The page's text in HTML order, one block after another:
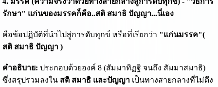
รักษา" แก่นของมรรคก็คือ..สติ สมาธิ ปัญญา...นี่เอง
คือข้อปฏิบัติที่นำไปสู่การดับทุกข์ หรือที่เรียกว่า "แก่นมรรค"(
สติ สมาธิ ปัญญา )
คำอธิบาย: ประกอบด้วยองค์ 8 (สัมมาทิฏฐิ จนถึง สัมมาสมาธิ)
ซึ่งสรุปรวมลงใน สติ สมาธิ และปัญญาเป็นทางสายกลางที่ไม่ตึง